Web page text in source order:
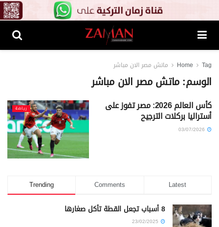
Home Tag ماتش مصر الان مباشر
الوسم:ماتش مصر الان مباشر
رياضة كأس العالم 2026: مصر تفوز على
أستراليا بركلات الترجيح
Trending Comments Latest
8 أسباب تجعل القطة تأكل صغارها